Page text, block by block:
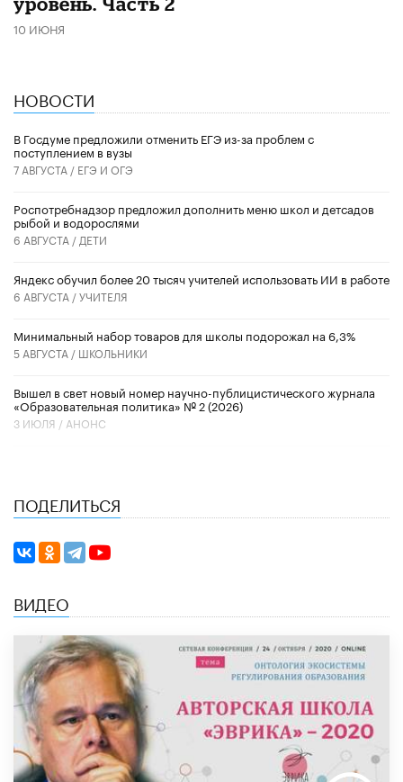
10 ИЮНЯ
НОВОСТИ
В Госдуме предложили отменить ЕГЭ из-за проблем с
поступлением в вузы
7 АВГУСТА / ЕГЭ И ОГЭ
Роспотребнадзор предложил дополнить меню школ и детсадов
рыбой и водорослями
6 АВГУСТА / ДЕТИ
​Яндекс обучил более 20 тысяч учителей использовать ИИ в работе
6 АВГУСТА /УЧИТЕЛЯ
Минимальный набор товаров для школы подорожал на 6,3%
5 АВГУСТА / ШКОЛЬНИКИ
Вышел в свет новый номер научно-публицистического журнала
«Образовательная политика» № 2 (2026)
3 ИЮЛЯ / АНОНС
ПОДЕЛИТЬСЯ
ВИДЕО